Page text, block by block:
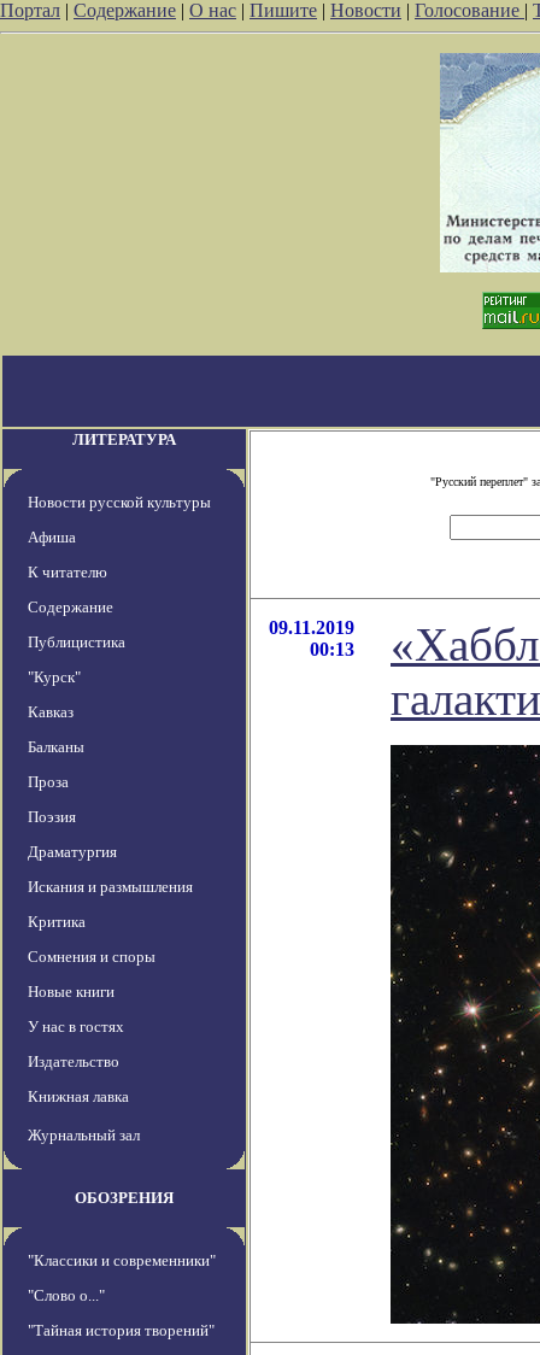
Портал | Содержание | О нас | Пишите | Новости | Голосование |
ЛИТЕРАТУРА
Новости русской культуры
Афиша
К читателю
Содержание
Публицистика
"Курск"
Кавказ
Балканы
Проза
Поэзия
Драматургия
Искания и размышления
Критика
Сомнения и споры
Новые книги
У нас в гостях
Издательство
Книжная лавка
Журнальный зал
ОБОЗРЕНИЯ
"Классики и современники"
"Слово о..."
"Тайная история творений"
"Русский переплет"
09.11.2019
00:13